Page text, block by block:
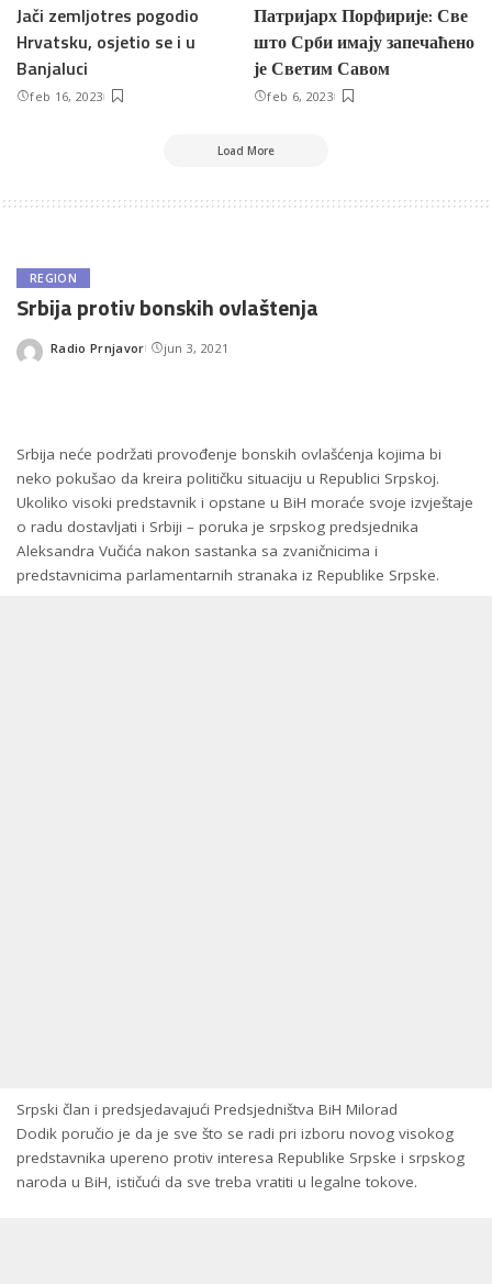
Jači zemljotres pogodio
Hrvatsku, osjetio se i u
Banjaluci
feb 16, 2023
Патријарх Порфирије: Све
што Срби имају запечаћено
је Светим Савом
feb 6, 2023
Load More
REGION
Srbija protiv bonskih ovlaštenja
Posted
Radio Prnjavor jun 3, 2021
Srbija neće podržati provođenje bonskih ovlašćenja kojima bi
neko pokušao da kreira političku situaciju u Republici Srpskoj.
Ukoliko visoki predstavnik i opstane u BiH moraće svoje izvještaje
o radu dostavljati i Srbiji – poruka je srpskog predsjednika
Aleksandra Vučića nakon sastanka sa zvaničnicima i
predstavnicima parlamentarnih stranaka iz Republike Srpske.
Srpski član i predsjedavajući Predsjedništva BiH Milorad
Dodik poručio je da je sve što se radi pri izboru novog visokog
predstavnika upereno protiv interesa Republike Srpske i srpskog
naroda u BiH, ističući da sve treba vratiti u legalne tokove.